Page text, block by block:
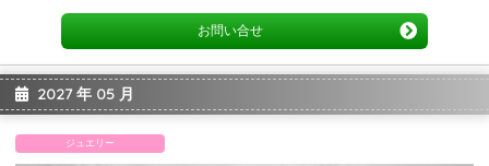
お問い合せ
2027 年 05 月
ジュエリー